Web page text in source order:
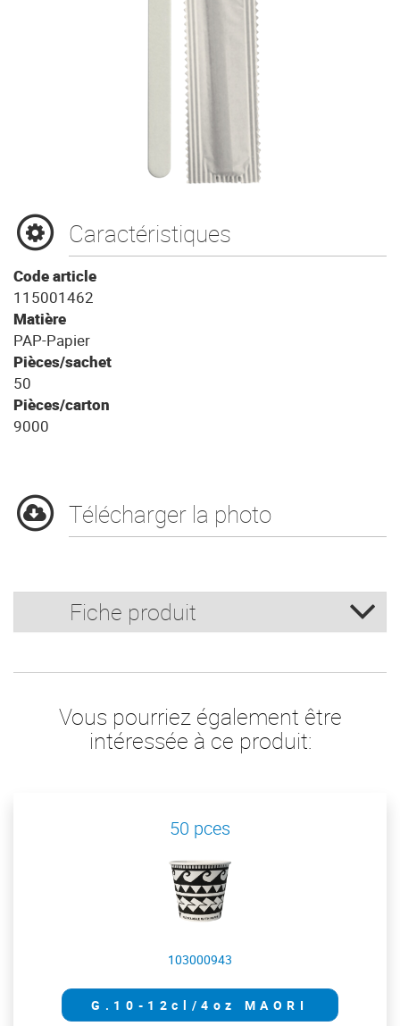
Caractéristiques
Code article
115001462
Matière
PAP-Papier
Pièces/sachet
50
Pièces/carton
9000
Télécharger la photo
Fiche produit
Vous pourriez également être
intéressée à ce produit:
50 pces
103000943
G.10-12cl/4oz MAORI